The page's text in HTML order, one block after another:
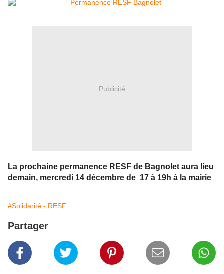
Publicité
La prochaine permanence RESF de Bagnolet aura lieu
demain, mercredi 14 décembre de 17 à 19h à la mairie
#Solidarité - RESF
Partager